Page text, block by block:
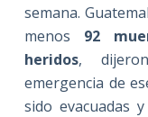
semana.
menos 92
heridos,
emergencia de
sido evacuadas